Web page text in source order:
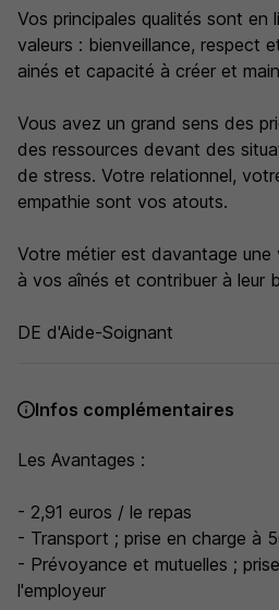
Vos principales qualités sont en
valeurs : bienveillance, respect
ainés et capacité à créer et
Vous avez un grand sens des
des ressources devant des
de stress. Votre relationnel,
empathie sont vos atouts.
Votre métier est davantage
à vos aînés et contribuer à leur
DE d'Aide-Soignant
Infos complémentaires
Les Avantages :
- 2,91 euros / le repas
- Transport ; prise en charge à
- Prévoyance et mutuelles ;
l'employeur